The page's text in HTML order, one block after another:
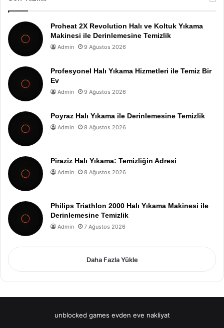
Proheat 2X Revolution Halı ve Koltuk Yıkama
Makinesi ile Derinlemesine Temizlik
Admin 9 Ağustos 2026
Profesyonel Halı Yıkama Hizmetleri ile Temiz Bir
Ev
Admin 9 Ağustos 2026
Poyraz Halı Yıkama ile Derinlemesine Temizlik
Admin 8 Ağustos 2026
Piraziz Halı Yıkama: Temizliğin Adresi
Admin 8 Ağustos 2026
Philips Triathlon 2000 Halı Yıkama Makinesi ile
Derinlemesine Temizlik
Admin 7 Ağustos 2026
Daha Fazla Yükle
unblocked games evden eve nakliyat